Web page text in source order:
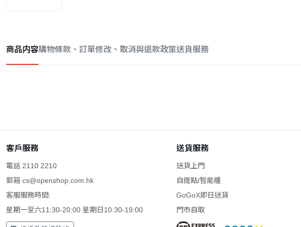
商品内容購物條款、訂單修改、取消與退款政策送貨服務
客戶服務
電話 2110 2210
郵箱 cs@openshop.com.hk
客服服務時間:
星期一至六11:30-20:00 星期日10:30-19:00
送貨服務
送貨上門
自提點/智能櫃
GoGoX即日送貨
門市自取